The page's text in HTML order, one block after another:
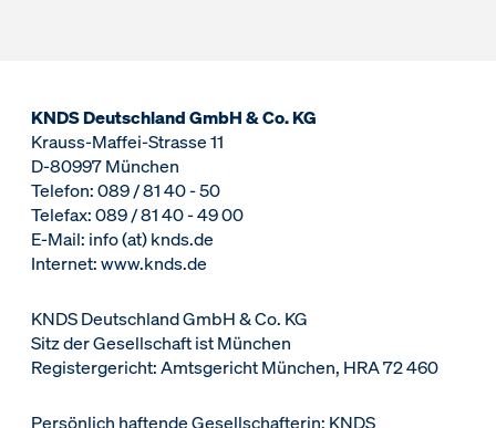
KNDS Deutschland GmbH & Co. KG
Krauss-Maffei-Strasse 11
D-80997 München
Telefon: 089 / 81 40 - 50
Telefax: 089 / 81 40 - 49 00
E-Mail: info (at) knds.de
Internet: www.knds.de
KNDS Deutschland GmbH & Co. KG
Sitz der Gesellschaft ist München
Registergericht: Amtsgericht München, HRA 72 460
Persönlich haftende Gesellschafterin: KNDS